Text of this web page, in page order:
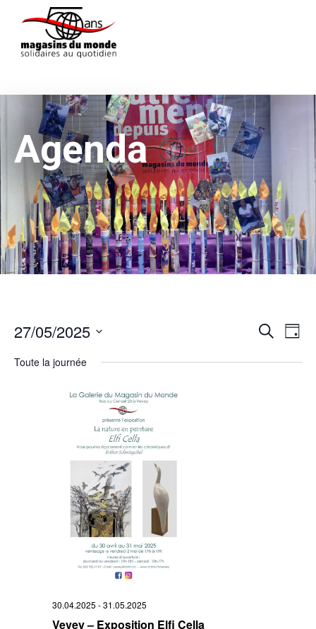
Agenda
et
Recherche
de
Jour
27/05/2025
une
date.
Toute la journée
30.04.2025 -31.05.2025
Vevey – Exposition Elfi Cella